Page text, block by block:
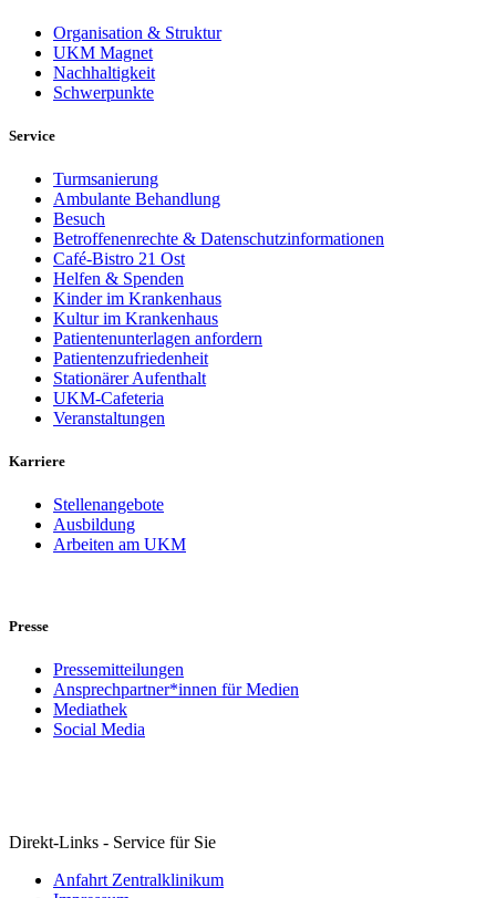
Organisation & Struktur
UKM Magnet
Nachhaltigkeit
Schwerpunkte
Service
Turmsanierung
Ambulante Behandlung
Besuch
Betroffenenrechte & Datenschutzinformationen
Café-Bistro 21 Ost
Helfen & Spenden
Kinder im Krankenhaus
Kultur im Krankenhaus
Patientenunterlagen anfordern
Patientenzufriedenheit
Stationärer Aufenthalt
UKM-Cafeteria
Veranstaltungen
Karriere
Stellenangebote
Ausbildung
Arbeiten am UKM
Presse
Pressemitteilungen
Ansprechpartner*innen für Medien
Mediathek
Social Media
Direkt-Links - Service für Sie
Anfahrt Zentralklinikum